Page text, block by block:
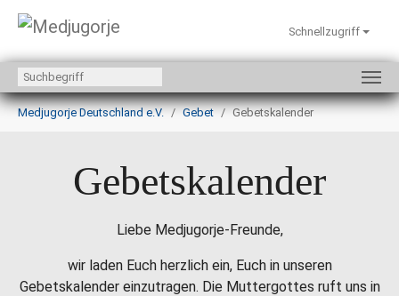
Zum Hauptinhalt springen
Schnellzugriff
Sie sind hier:
Medjugorje Deutschland e.V.
Gebet Gebetskalender
Gebetskalender
Liebe Medjugorje-Freunde,
wir laden Euch herzlich ein, Euch in unseren
Gebetskalender einzutragen. Die Muttergottes ruft uns in